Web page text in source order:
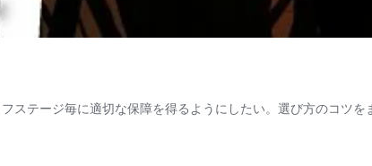
テージ毎に適切な保障を得るようにしたい。選び方のコツを